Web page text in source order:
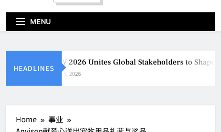
MENU
HEADLINES
MBEW 2026 Unites Global Stakeholders to Shape
Aug 8, 2026
Home
事业